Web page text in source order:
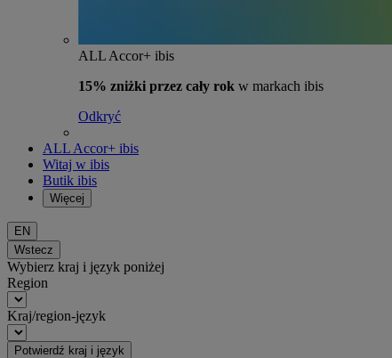
ALL Accor+ ibis
15% zniżki przez cały rok w markach ibis
Odkryć
ALL Accor+ ibis
Witaj w ibis
Butik ibis
Więcej
EN
Wstecz
Wybierz kraj i język poniżej
Region
Kraj/region-język
Potwierdź kraj i język